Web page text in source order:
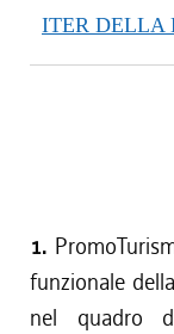
ITER DELLA
1.
funzionale
nel quadro